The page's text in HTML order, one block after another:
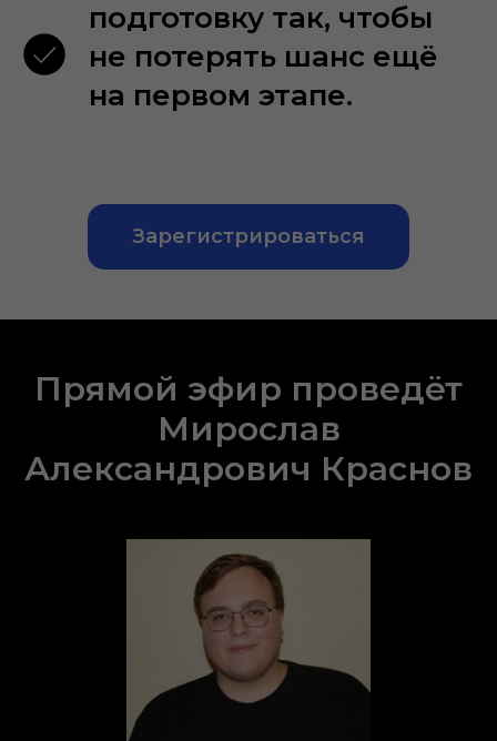
подготовку так, чтобы
не потерять шанс ещё
на первом этапе.
Зарегистрироваться
Прямой эфир проведёт
Мирослав
Александрович Краснов